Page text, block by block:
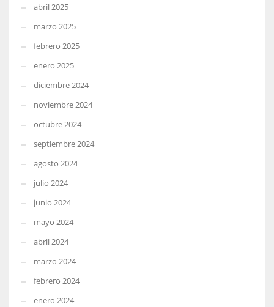
abril 2025
marzo 2025
febrero 2025
enero 2025
diciembre 2024
noviembre 2024
octubre 2024
septiembre 2024
agosto 2024
julio 2024
junio 2024
mayo 2024
abril 2024
marzo 2024
febrero 2024
enero 2024